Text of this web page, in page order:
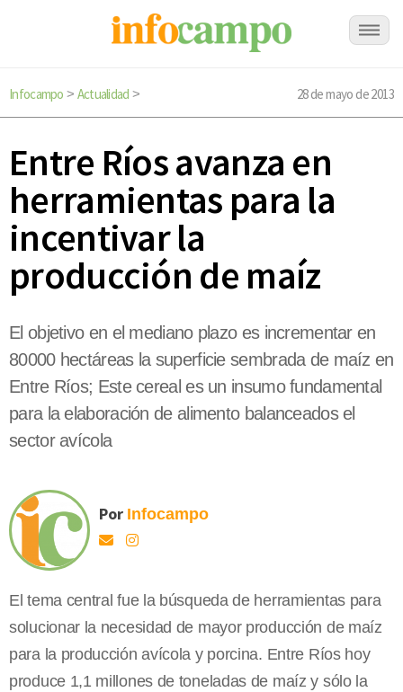
Infocampo > Actualidad > 28 de mayo de 2013
Entre Ríos avanza en
herramientas para la
incentivar la
producción de maíz
El objetivo en el mediano plazo es incrementar en
80000 hectáreas la superficie sembrada de maíz en
Entre Ríos; Este cereal es un insumo fundamental
para la elaboración de alimento balanceados el
sector avícola
Por Infocampo
El tema central fue la búsqueda de herramientas para
solucionar la necesidad de mayor producción de maíz
para la producción avícola y porcina. Entre Ríos hoy
produce 1,1 millones de toneladas de maíz y sólo la